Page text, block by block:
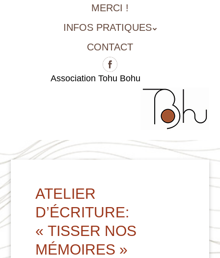
MERCI !
INFOS PRATIQUES
CONTACT
Association Tohu Bohu
ATELIER
D’ÉCRITURE:
« TISSER NOS
MÉMOIRES »